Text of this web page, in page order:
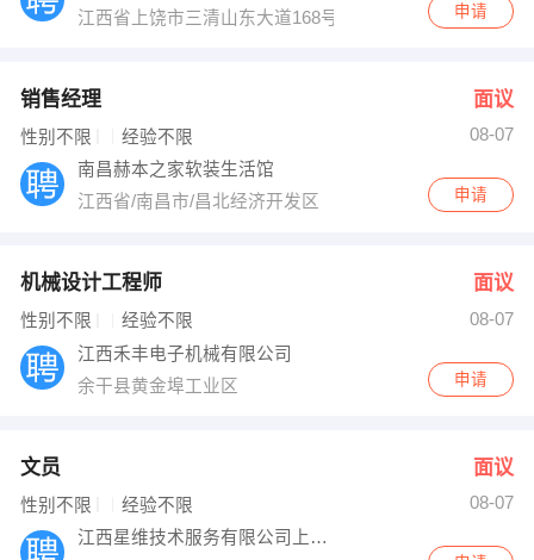
江西省上饶市三清山东大道168号上饶经数字经济产业园
申请
销售经理 面议
性别不限 经验不限
08-07
南昌赫本之家软装生活馆
江西省/南昌市/昌北经济开发区
申请
机械设计工程师 面议
性别不限 经验不限
08-07
江西禾丰电子机械有限公司
余干县黄金埠工业区
申请
文员 面议
性别不限 经验不限
08-07
江西星维技术服务有限公司上饶分站